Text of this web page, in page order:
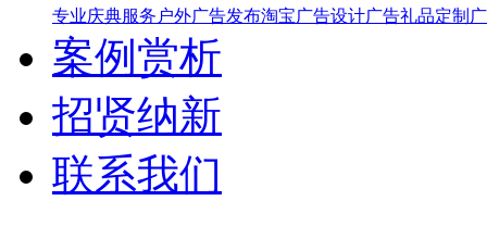
专业庆典服务 户外广告发布淘宝广告设计广告礼品定制
案例赏析
招贤纳新
联系我们